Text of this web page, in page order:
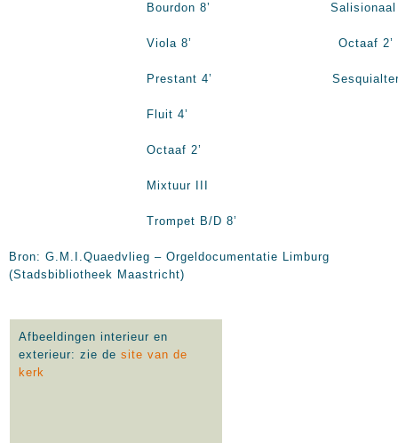
Bourdon 8’ Salisionaal
Viola 8’ Octaaf 2’
Prestant 4’ Sesquialter
Fluit 4’
Octaaf 2’
Mixtuur III
Trompet B/D 8’
Bron: G.M.I.Quaedvlieg – Orgeldocumentatie Limburg
(Stadsbibliotheek Maastricht)
Afbeeldingen interieur en
exterieur: zie de site van de
kerk